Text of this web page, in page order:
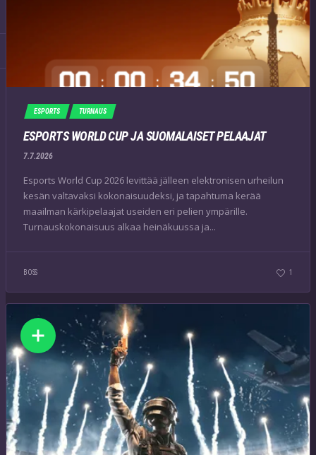
ESPORTS TURNAUS
ESPORTS WORLD CUP JA SUOMALAISET PELAAJAT
7.7.2026
Esports World Cup 2026 levittää jälleen elektronisen urheilun
kesän valtavaksi kokonaisuudeksi, ja tapahtuma kerää
maailman kärkipelaajat useiden eri pelien ympärille.
Turnauskokonaisuus alkaa heinäkuussa ja...
BOSS 1